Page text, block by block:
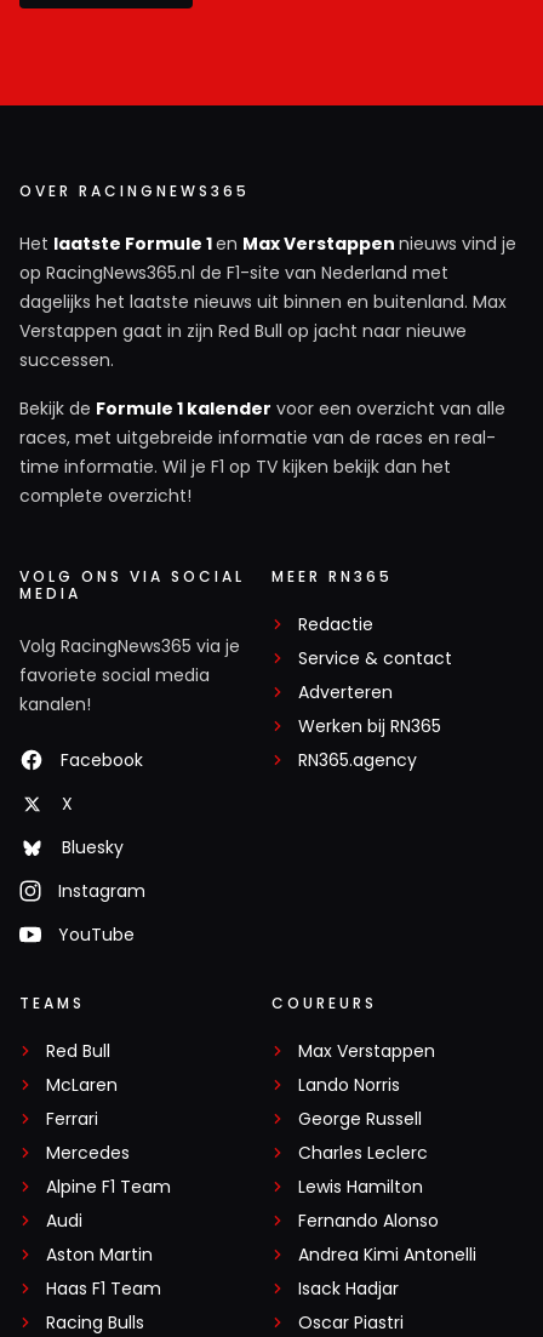
OVER RACINGNEWS365
Het laatste Formule 1en Max Verstappen nieuws vind je
op RacingNews365.nl de F1-site van Nederland met
dagelijks het laatste nieuws uit binnen en buitenland. Max
Verstappen gaat in zijn Red Bull op jacht naar nieuwe
successen.
Bekijk de Formule 1 kalender voor een overzicht van alle
races, met uitgebreide informatie van de races en real-
time informatie. Wil je F1 op TV kijken bekijk dan het
complete overzicht!
VOLG ONS VIA SOCIAL
MEDIA
Volg RacingNews365 via je
favoriete social media
kanalen!
Facebook
X
Bluesky
Instagram
YouTube
MEER RN365
Redactie
Service & contact
Adverteren
Werken bij RN365
RN365.agency
TEAMS
Red Bull
McLaren
Ferrari
Mercedes
Alpine F1 Team
Audi
Aston Martin
Haas F1 Team
Racing Bulls
COUREURS
Max Verstappen
Lando Norris
George Russell
Charles Leclerc
Lewis Hamilton
Fernando Alonso
Andrea Kimi Antonelli
Isack Hadjar
Oscar Piastri